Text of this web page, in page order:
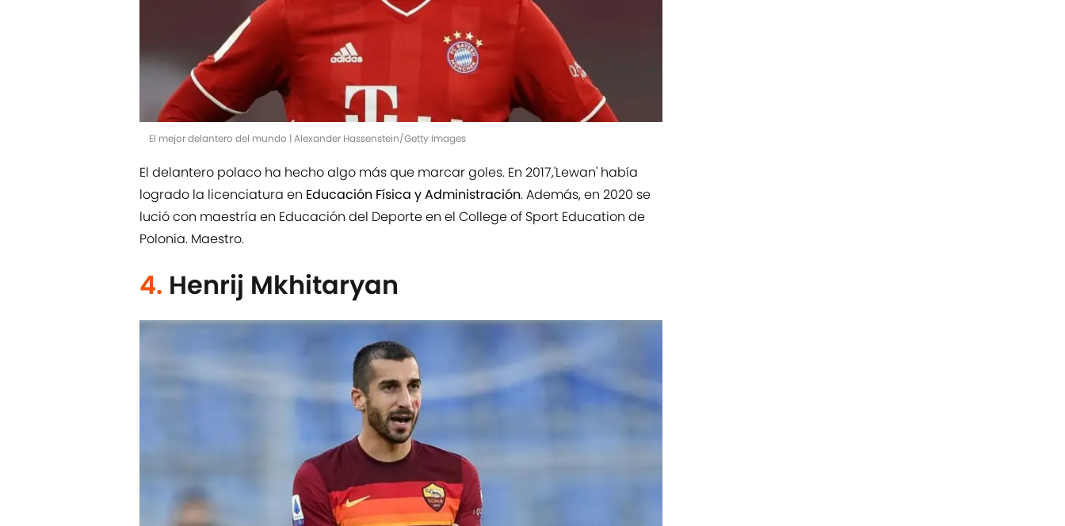
El mejor delantero del mundo | Alexander Hassenstein/Getty Images
El delantero polaco ha hecho algo más que marcar goles. En 2017,'Lewan' había
logrado la licenciatura en Educación Física y Administración. Además, en 2020 se
lució con maestría en Educación del Deporte en el College of Sport Education de
Polonia. Maestro.
4. Henrij Mkhitaryan